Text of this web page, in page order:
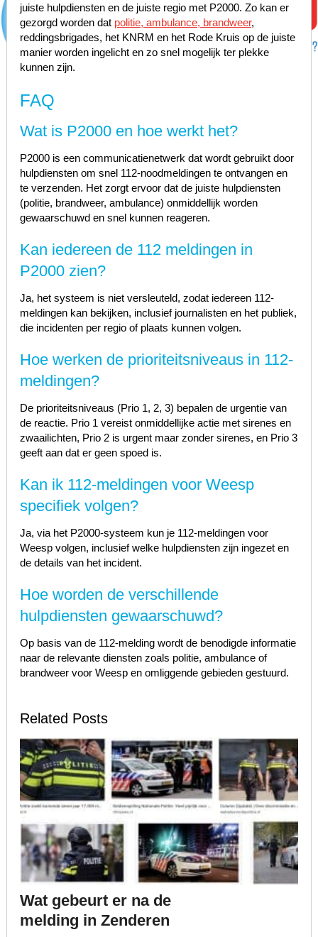
juiste hulpdiensten en de juiste regio met P2000. Zo kan er
gezorgd worden dat politie, ambulance, brandweer,
reddingsbrigades, het KNRM en het Rode Kruis op de juiste
manier worden ingelicht en zo snel mogelijk ter plekke
kunnen zijn.
FAQ
Wat is P2000 en hoe werkt het?
P2000 is een communicatienetwerk dat wordt gebruikt door
hulpdiensten om snel 112-noodmeldingen te ontvangen en
te verzenden. Het zorgt ervoor dat de juiste hulpdiensten
(politie, brandweer, ambulance) onmiddellijk worden
gewaarschuwd en snel kunnen reageren.
Kan iedereen de 112 meldingen in
P2000 zien?
Ja, het systeem is niet versleuteld, zodat iedereen 112-
meldingen kan bekijken, inclusief journalisten en het publiek,
die incidenten per regio of plaats kunnen volgen.
Hoe werken de prioriteitsniveaus in 112-
meldingen?
De prioriteitsniveaus (Prio 1, 2, 3) bepalen de urgentie van
de reactie. Prio 1 vereist onmiddellijke actie met sirenes en
zwaailichten, Prio 2 is urgent maar zonder sirenes, en Prio 3
geeft aan dat er geen spoed is.
Kan ik 112-meldingen voor Weesp
specifiek volgen?
Ja, via het P2000-systeem kun je 112-meldingen voor
Weesp volgen, inclusief welke hulpdiensten zijn ingezet en
de details van het incident.
Hoe worden de verschillende
hulpdiensten gewaarschuwd?
Op basis van de 112-melding wordt de benodigde informatie
naar de relevante diensten zoals politie, ambulance of
brandweer voor Weesp en omliggende gebieden gestuurd.
Related Posts
Wat gebeurt er na de
melding in Zenderen